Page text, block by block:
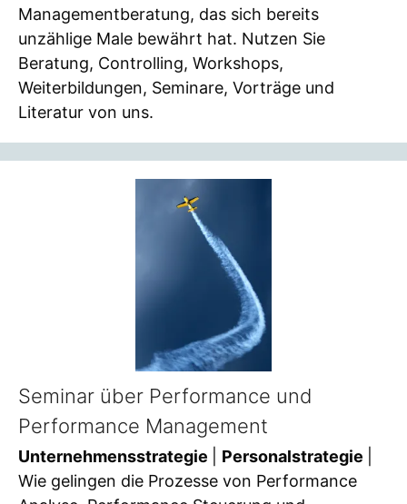
Managementberatung, das sich bereits
unzählige Male bewährt hat. Nutzen Sie
Beratung, Controlling, Workshops,
Weiterbildungen, Seminare, Vorträge und
Literatur von uns.
Seminar über Performance und
Performance Management
Unternehmensstrategie Personalstrategie
Wie gelingen die Prozesse von Performance